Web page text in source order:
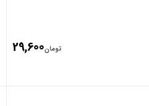
تومان29,600